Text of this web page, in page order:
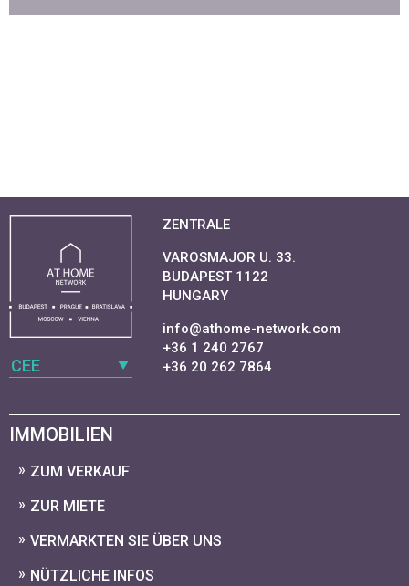
CEE
ZENTRALE
VAROSMAJOR U. 33.
BUDAPEST 1122
HUNGARY
info@athome-network.com
+36 1 240 2767
+36 20 262 7864
IMMOBILIEN
ZUM VERKAUF
ZUR MIETE
VERMARKTEN SIE ÜBER UNS
NÜTZLICHE INFOS